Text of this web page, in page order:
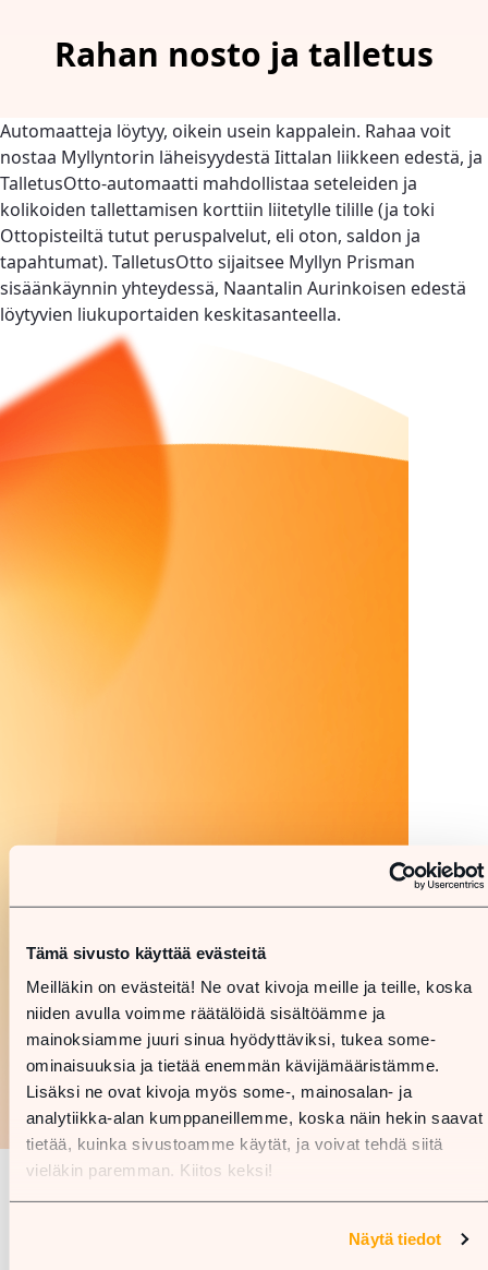
Tämä sivusto käyttää evästeitä
Meilläkin on evästeitä! Ne ovat kivoja meille ja teille, koska
niiden avulla voimme räätälöidä sisältöämme ja
mainoksiamme juuri sinua hyödyttäviksi, tukea some-
ominaisuuksia ja tietää enemmän kävijämääristämme.
Lisäksi ne ovat kivoja myös some-, mainosalan- ja
analytiikka-alan kumppaneillemme, koska näin hekin saavat
tietää, kuinka sivustoamme käytät, ja voivat tehdä siitä
vieläkin paremman. Kiitos keksi!
Näytä tiedot
Rahan nosto ja talletus
Automaatteja löytyy, oikein usein kappalein. Rahaa voit
nostaa Myllyntorin läheisyydestä Iittalan liikkeen edestä, ja
TalletusOtto-automaatti mahdollistaa seteleiden ja
kolikoiden tallettamisen korttiin liitetylle tilille (ja toki
Ottopisteiltä tutut peruspalvelut, eli oton, saldon ja
tapahtumat). TalletusOtto sijaitsee Myllyn Prisman
sisäänkäynnin yhteydessä, Naantalin Aurinkoisen edestä
löytyvien liukuportaiden keskitasanteella.
Kiinnostaisiko tarjoukset ja hyvin ihmeelliset uutiset?